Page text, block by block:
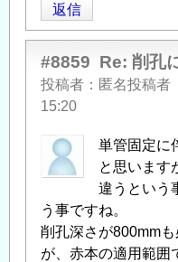
返信
#8859 Re: 削孔
投稿者 匿名投稿者
15:20
単管固定に
と思います
違うという
う事ですね。
削孔深さが800mm
が、赤本の適用範囲